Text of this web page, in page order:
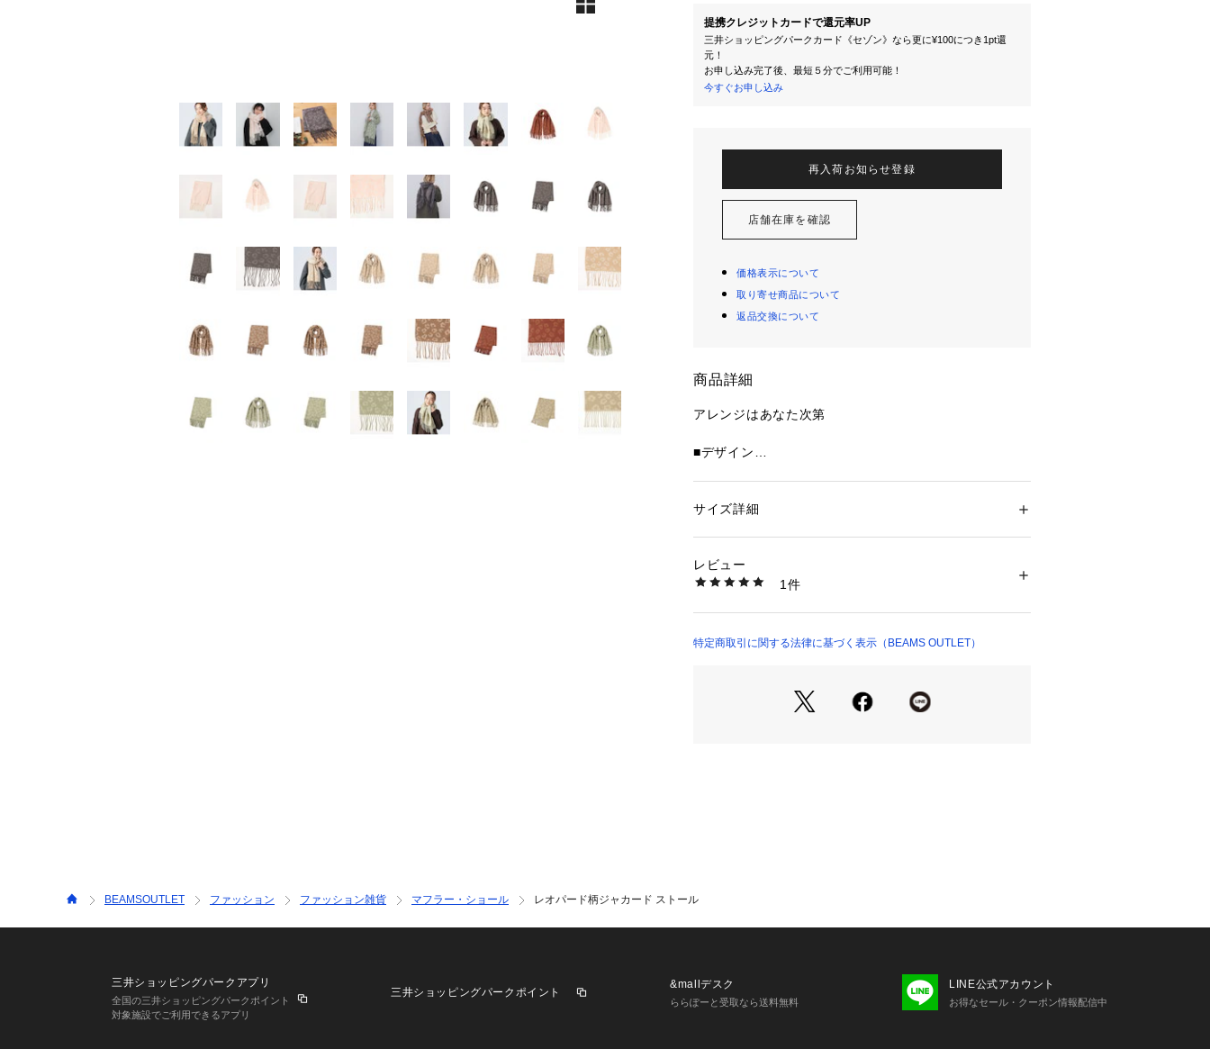
提携クレジットカードで還元率UP
三井ショッピングパークカード《セゾン》なら更に¥100につき1pt還
元！
お申し込み完了後、最短５分でご利用可能！
今すぐお申し込み
再入荷お知らせ登録
店舗在庫を確認
価格表示について
取り寄せ商品について
返品交換について
商品詳細
アレンジはあなた次第
■デザイン
てもおすすめです。
いつものコーデに加えるだけでトレンド感のある仕上が
りに♪落ち着いた配色なので柄物でも取り入れていただ
■サイズ
性別：レディース
生産国：中国製
商品番号：1097100000397
サイズ詳細
レビュー
1件
特定商取引に関する法律に基づく表示（BEAMS OUTLET）
BEAMSOUTLET ファッション ファッション雑貨 マフラー・ショール レオパード柄ジャカード ストール
三井ショッピングパークアプリ
全国の三井ショッピングパークポイント
対象施設でご利用できるアプリ
三井ショッピングパークポイント
&mallデスク
ららぽーと受取なら送料無料
LINE公式アカウント
お得なセール・クーポン情報配信中